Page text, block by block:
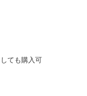
ても購入可